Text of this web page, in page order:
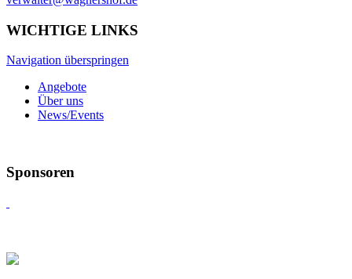
WICHTIGE LINKS
Navigation überspringen
Angebote
Über uns
News/Events
Sponsoren